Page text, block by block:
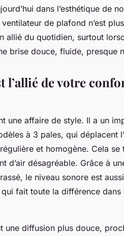
dans l’esthétique de
de plafond n’est
allié du quotidien, surtout
brise douce, fluide, presque
l’allié de votre
une affaire de style. Il a un
à 3 pales, qui déplacent
et homogène. Cela se
d’air désagréable. Grâce à
le niveau sonore est
fait toute la différence dans
diffusion plus douce,